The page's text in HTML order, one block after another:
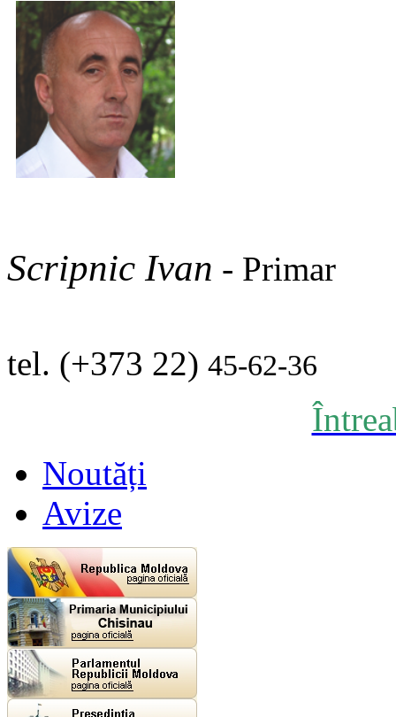
Scripnic Ivan - Primar
tel. (+373 22) 45-62-36
Noutăți
Avize